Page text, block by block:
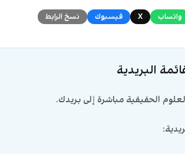
واتساب X فيسبوك نسخ الرابط
البريدية
الحقيقية مباشرة إلى بريدك.